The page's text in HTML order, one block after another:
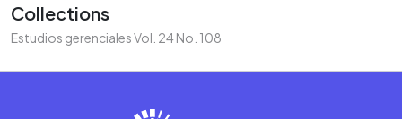
Collections
Estudios gerenciales Vol. 24 No. 108